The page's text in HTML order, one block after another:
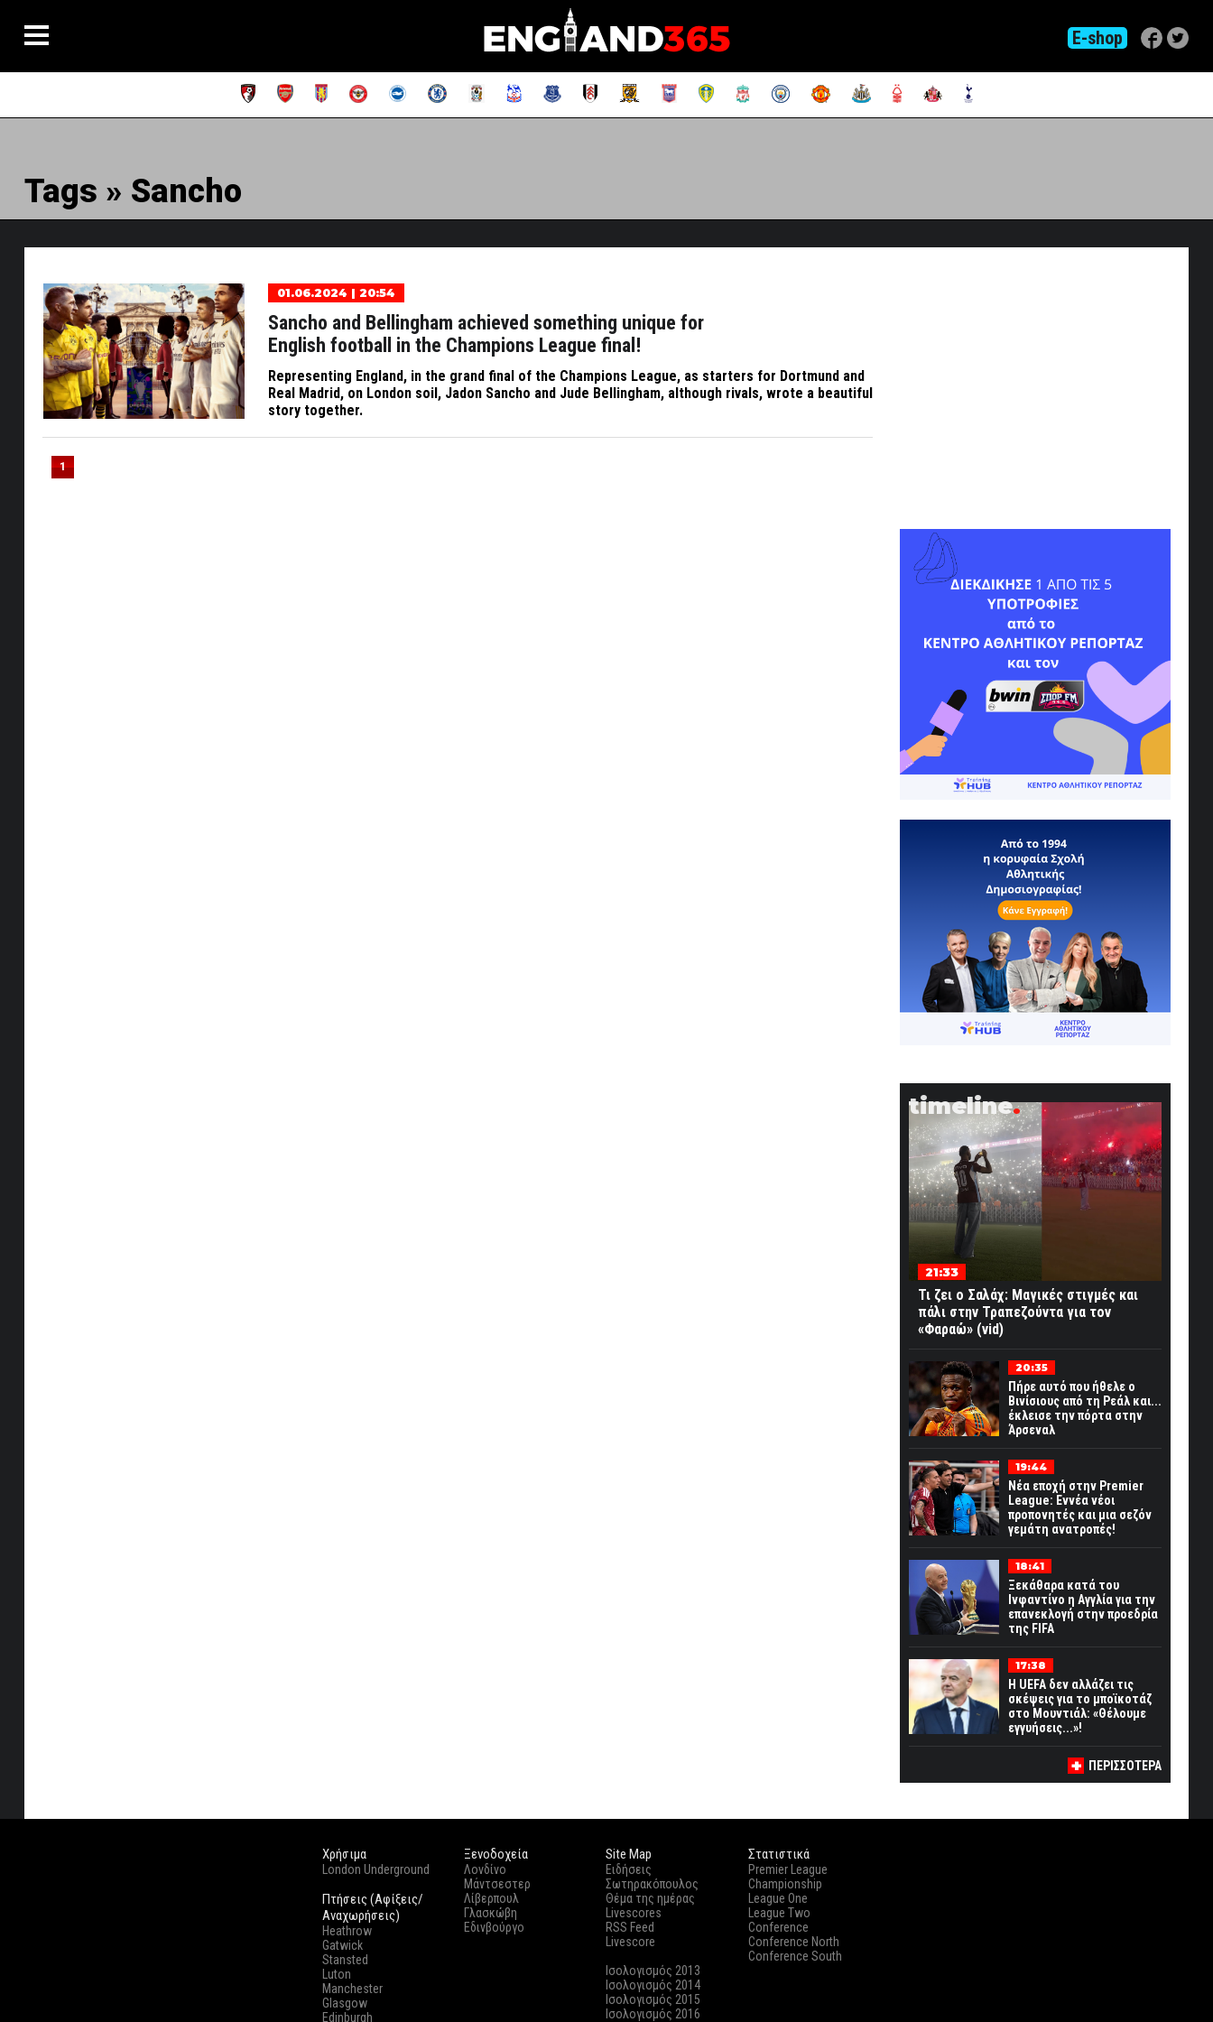
E-shop
Tags » Sancho
01.06.2024 | 20:54
Sancho and Bellingham achieved something unique for
English football in the Champions League final!
Representing England, in the grand final of the Champions League, as starters for Dortmund and
Real Madrid, on London soil, Jadon Sancho and Jude Bellingham, although rivals, wrote a beautiful
story together.
1
timeline
21:33
Τι ζει ο Σαλάχ: Μαγικές στιγμές και
πάλι στην Τραπεζούντα για τον
«Φαραώ» (vid)
20:35
Πήρε αυτό που ήθελε ο
Βινίσιους από τη Ρεάλ και...
έκλεισε την πόρτα στην
Άρσεναλ
19:44
Νέα εποχή στην Premier
League: Εννέα νέοι
προπονητές και μια σεζόν
γεμάτη ανατροπές!
18:41
Ξεκάθαρα κατά του
Ινφαντίνο η Αγγλία για την
επανεκλογή στην προεδρία
της FIFA
17:38
Η UEFA δεν αλλάζει τις
σκέψεις για το μποϊκοτάζ
στο Μουντιάλ: «Θέλουμε
εγγυήσεις...»!
ΠΕΡΙΣΣΟΤΕΡΑ
Χρήσιμα
London Underground
Πτήσεις (Αφίξεις/
Αναχωρήσεις)
Heathrow
Gatwick
Stansted
Luton
Manchester
Glasgow
Edinburgh
Ξενοδοχεία
Λονδίνο
Μάντσεστερ
Λίβερπουλ
Γλασκώβη
Εδινβούργο
Site Map
Ειδήσεις
Σωτηρακόπουλος
Θέμα της ημέρας
Livescores
RSS Feed
Livescore
Ισολογισμός 2013
Ισολογισμός 2014
Ισολογισμός 2015
Ισολογισμός 2016
Στατιστικά
Premier League
Championship
League One
League Two
Conference
Conference North
Conference South